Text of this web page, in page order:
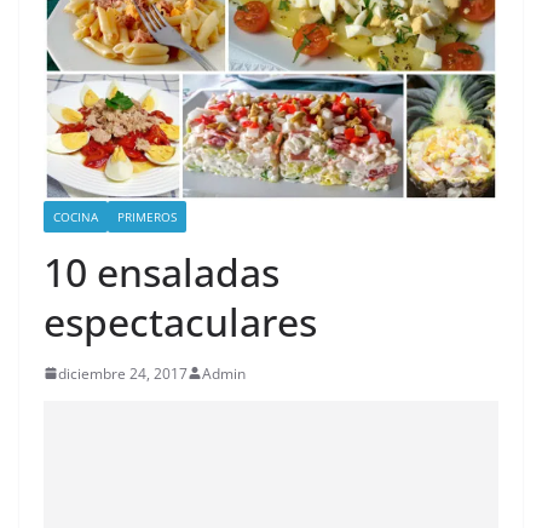
COCINA PRIMEROS
10 ensaladas
espectaculares
diciembre 24, 2017 Admin